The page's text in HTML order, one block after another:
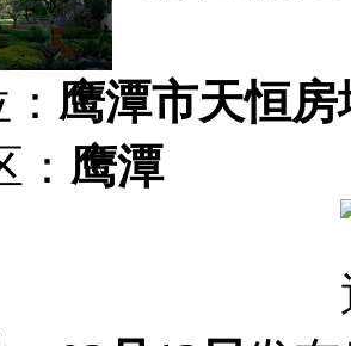
鹰潭市天恒
： 鹰潭